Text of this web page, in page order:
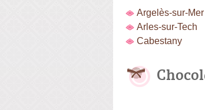
Argelès-sur-Mer
Arles-sur-Tech
Cabestany